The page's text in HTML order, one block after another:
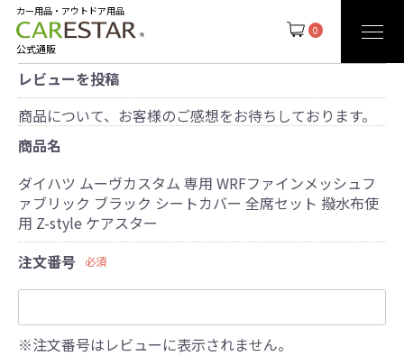
0
カー用品・アウトドア用品
公式通販
レビューを投稿
商品について、お客様のご感想をお待ちしております。
商品名
ダイハツ ムーヴカスタム 専用 WRFファインメッシュフ
ァブリック ブラック シートカバー 全席セット 撥水布使
用 Z-style ケアスター
注文番号
必須
※注文番号はレビューに表示されません。